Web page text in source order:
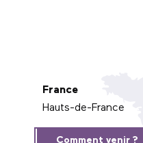
France
Hauts-de-France
Comment venir ?